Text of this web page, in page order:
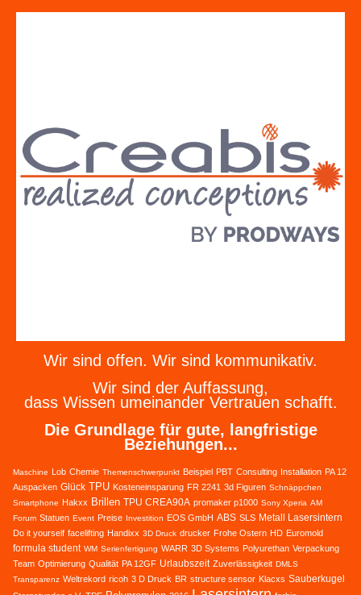
Wir sind offen. Wir sind kommunikativ.
Wir sind der Auffassung,
dass Wissen umeinander Vertrauen schafft.
Die Grundlage für gute, langfristige
Beziehungen...
Maschine Lob Chemie Themenschwerpunkt Beispiel PBT Consulting Installation PA 12
Auspacken Glück TPU Kosteneinsparung FR 2241 3d Figuren Schnäppchen
Smartphone Hakxx Brillen TPU CREA90A promaker p1000 Sony Xperia AM
Forum Statuen Event Preise Investition EOS GmbH ABS SLS Metall Lasersintern
Do it yourself facelifting Handixx 3D Druck drucker Frohe Ostern HD Euromold
formula student WM Serienfertigung WARR 3D Systems Polyurethan Verpackung
Team Optimierung Qualität PA 12GF Urlaubszeit Zuverlässigkeit DMLS
Transparenz Weltrekord ricoh 3 D Druck BR structure sensor Klacxs Sauberkugel